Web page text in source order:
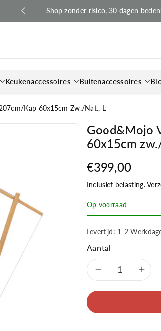
Shop zonder risico, 30 dagen
Keukenaccessoires Buitenaccessoires
kap 60x15cm Zw./nat., L
Good&Mojo
60x15cm
€399,00
Inclusief belasting.
Op voorraad
Levertijd: 1-2
Aantal
Aantal